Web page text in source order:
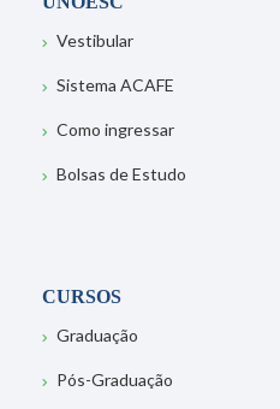
Vestibular
Sistema ACAFE
Como ingressar
Bolsas de Estudo
CURSOS
Graduação
Pós-Graduação